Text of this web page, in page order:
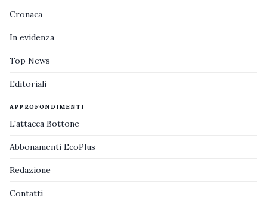
Cronaca
In evidenza
Top News
Editoriali
APPROFONDIMENTI
L'attacca Bottone
Abbonamenti EcoPlus
Redazione
Contatti